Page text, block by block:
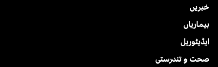
خبریں
بیماریاں
ایڈیٹوریل
صحت و تندرستی